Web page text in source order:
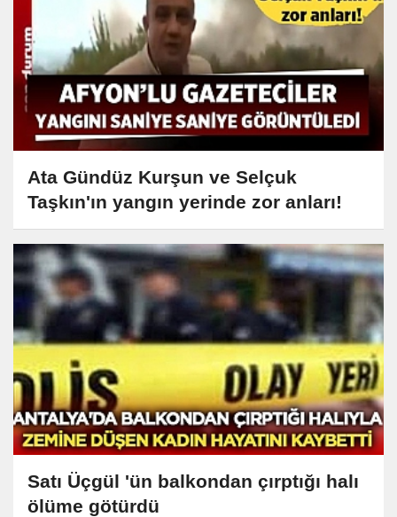
Ata Gündüz Kurşun ve Selçuk
Taşkın'ın yangın yerinde zor anları!
Satı Üçgül 'ün balkondan çırptığı halı
ölüme götürdü